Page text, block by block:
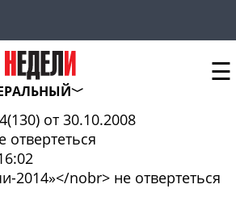
☰
от 30.10.2008
отвертеться